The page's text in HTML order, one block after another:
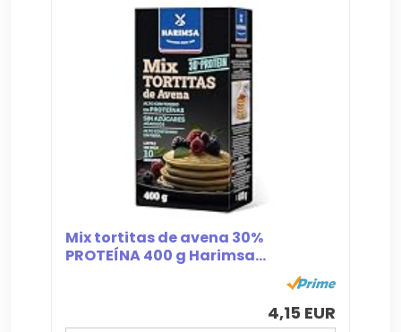
Mix tortitas de avena 30%
PROTEÍNA 400 g Harimsa...
4,15 EUR